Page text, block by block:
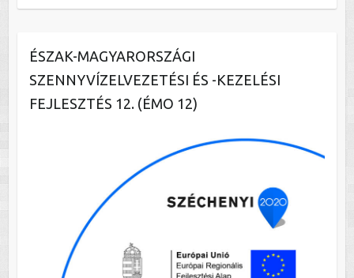
ÉSZAK-MAGYARORSZÁGI
SZENNYVÍZELVEZETÉSI ÉS -KEZELÉSI
FEJLESZTÉS 12. (ÉMO 12)